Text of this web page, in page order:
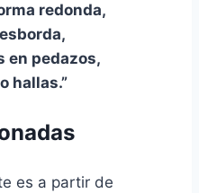
redonda,
en pedazos,
hallas.”
es a partir de